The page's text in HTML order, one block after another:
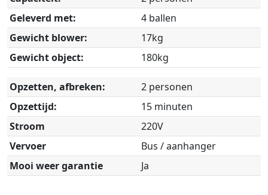
Geleverd met:
4 ballen
Gewicht blower:
17kg
Gewicht object:
180kg
Opzetten, afbreken:
2 personen
Opzettijd:
15 minuten
Stroom
220V
Vervoer
Bus / aanhanger
Mooi weer garantie
Ja